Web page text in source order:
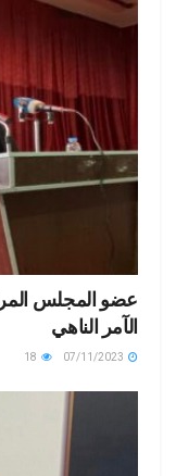
عضو المجلس
الآمر الناهي